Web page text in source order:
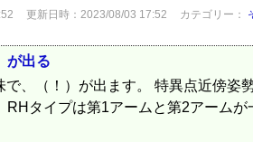
更新日時：2023/08/03 17:52 カテゴリー：
が出る
、（！）が出ます。 特異点近傍姿
タイプは第1アームと第2アームが